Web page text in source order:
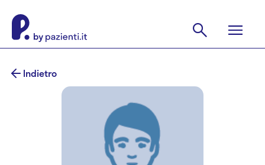
Indietro